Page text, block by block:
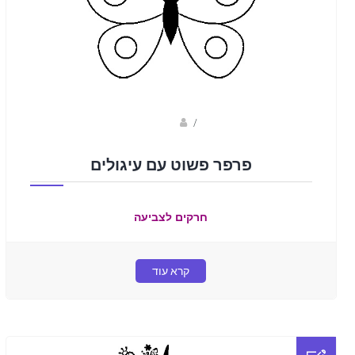
/
פרפר פשוט עם עיגולים
חרקים לצביעה
קרא עוד